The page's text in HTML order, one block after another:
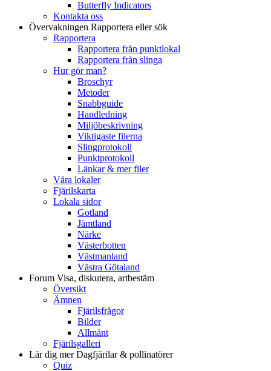
Butterfly Indicators
Kontakta oss
Övervakningen Rapportera eller sök
Rapportera
Rapportera från punktlokal
Rapportera från slinga
Hur gör man?
Broschyr
Metoder
Snabbguide
Handledning
Miljöbeskrivning
Viktigaste filerna
Slingprotokoll
Punktprotokoll
Länkar & mer filer
Våra lokaler
Fjärilskarta
Lokala sidor
Gotland
Jämtland
Närke
Västerbotten
Västmanland
Västra Götaland
Forum Visa, diskutera, artbestäm
Översikt
Ämnen
Fjärilsfrågor
Bilder
Allmänt
Fjärilsgalleri
Lär dig merDagfjärilar & pollinatörer
Quiz